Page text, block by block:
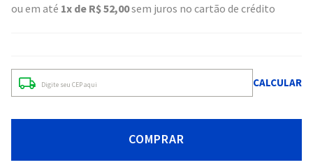
ou em até 1 R$52,00sem juros no cartão de crédito
COMPRAR